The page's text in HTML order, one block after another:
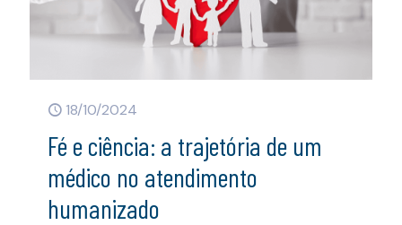
18/10/2024
Fé e ciência: a trajetória de um
médico no atendimento
humanizado